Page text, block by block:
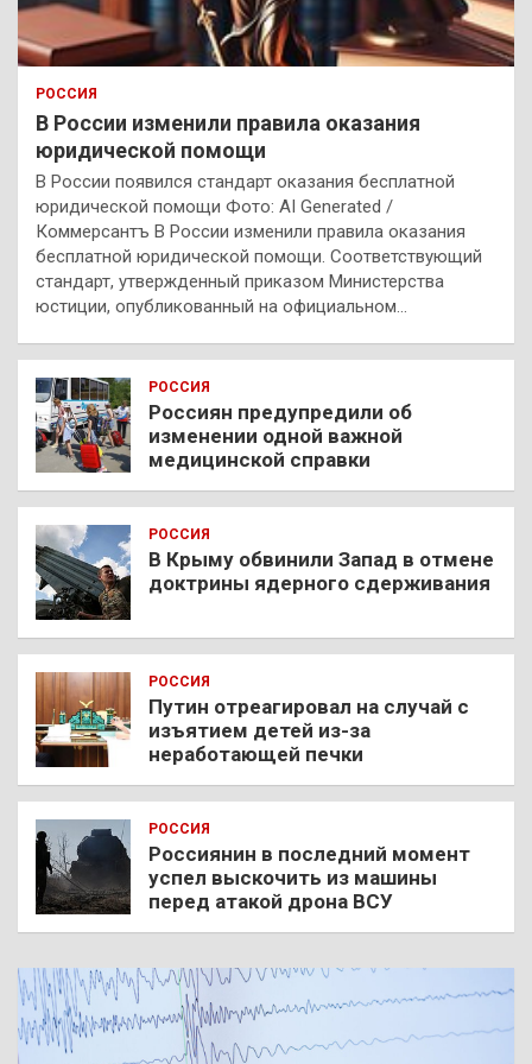
РОССИЯ
В России изменили правила оказания
юридической помощи
В России появился стандарт оказания бесплатной
юридической помощи Фото: AI Generated /
Коммерсантъ В России изменили правила оказания
бесплатной юридической помощи. Соответствующий
стандарт, утвержденный приказом Министерства
юстиции, опубликованный на официальном…
РОССИЯ
Россиян предупредили об
изменении одной важной
медицинской справки
РОССИЯ
В Крыму обвинили Запад в отмене
доктрины ядерного сдерживания
РОССИЯ
Путин отреагировал на случай с
изъятием детей из-за
неработающей печки
РОССИЯ
Россиянин в последний момент
успел выскочить из машины
перед атакой дрона ВСУ